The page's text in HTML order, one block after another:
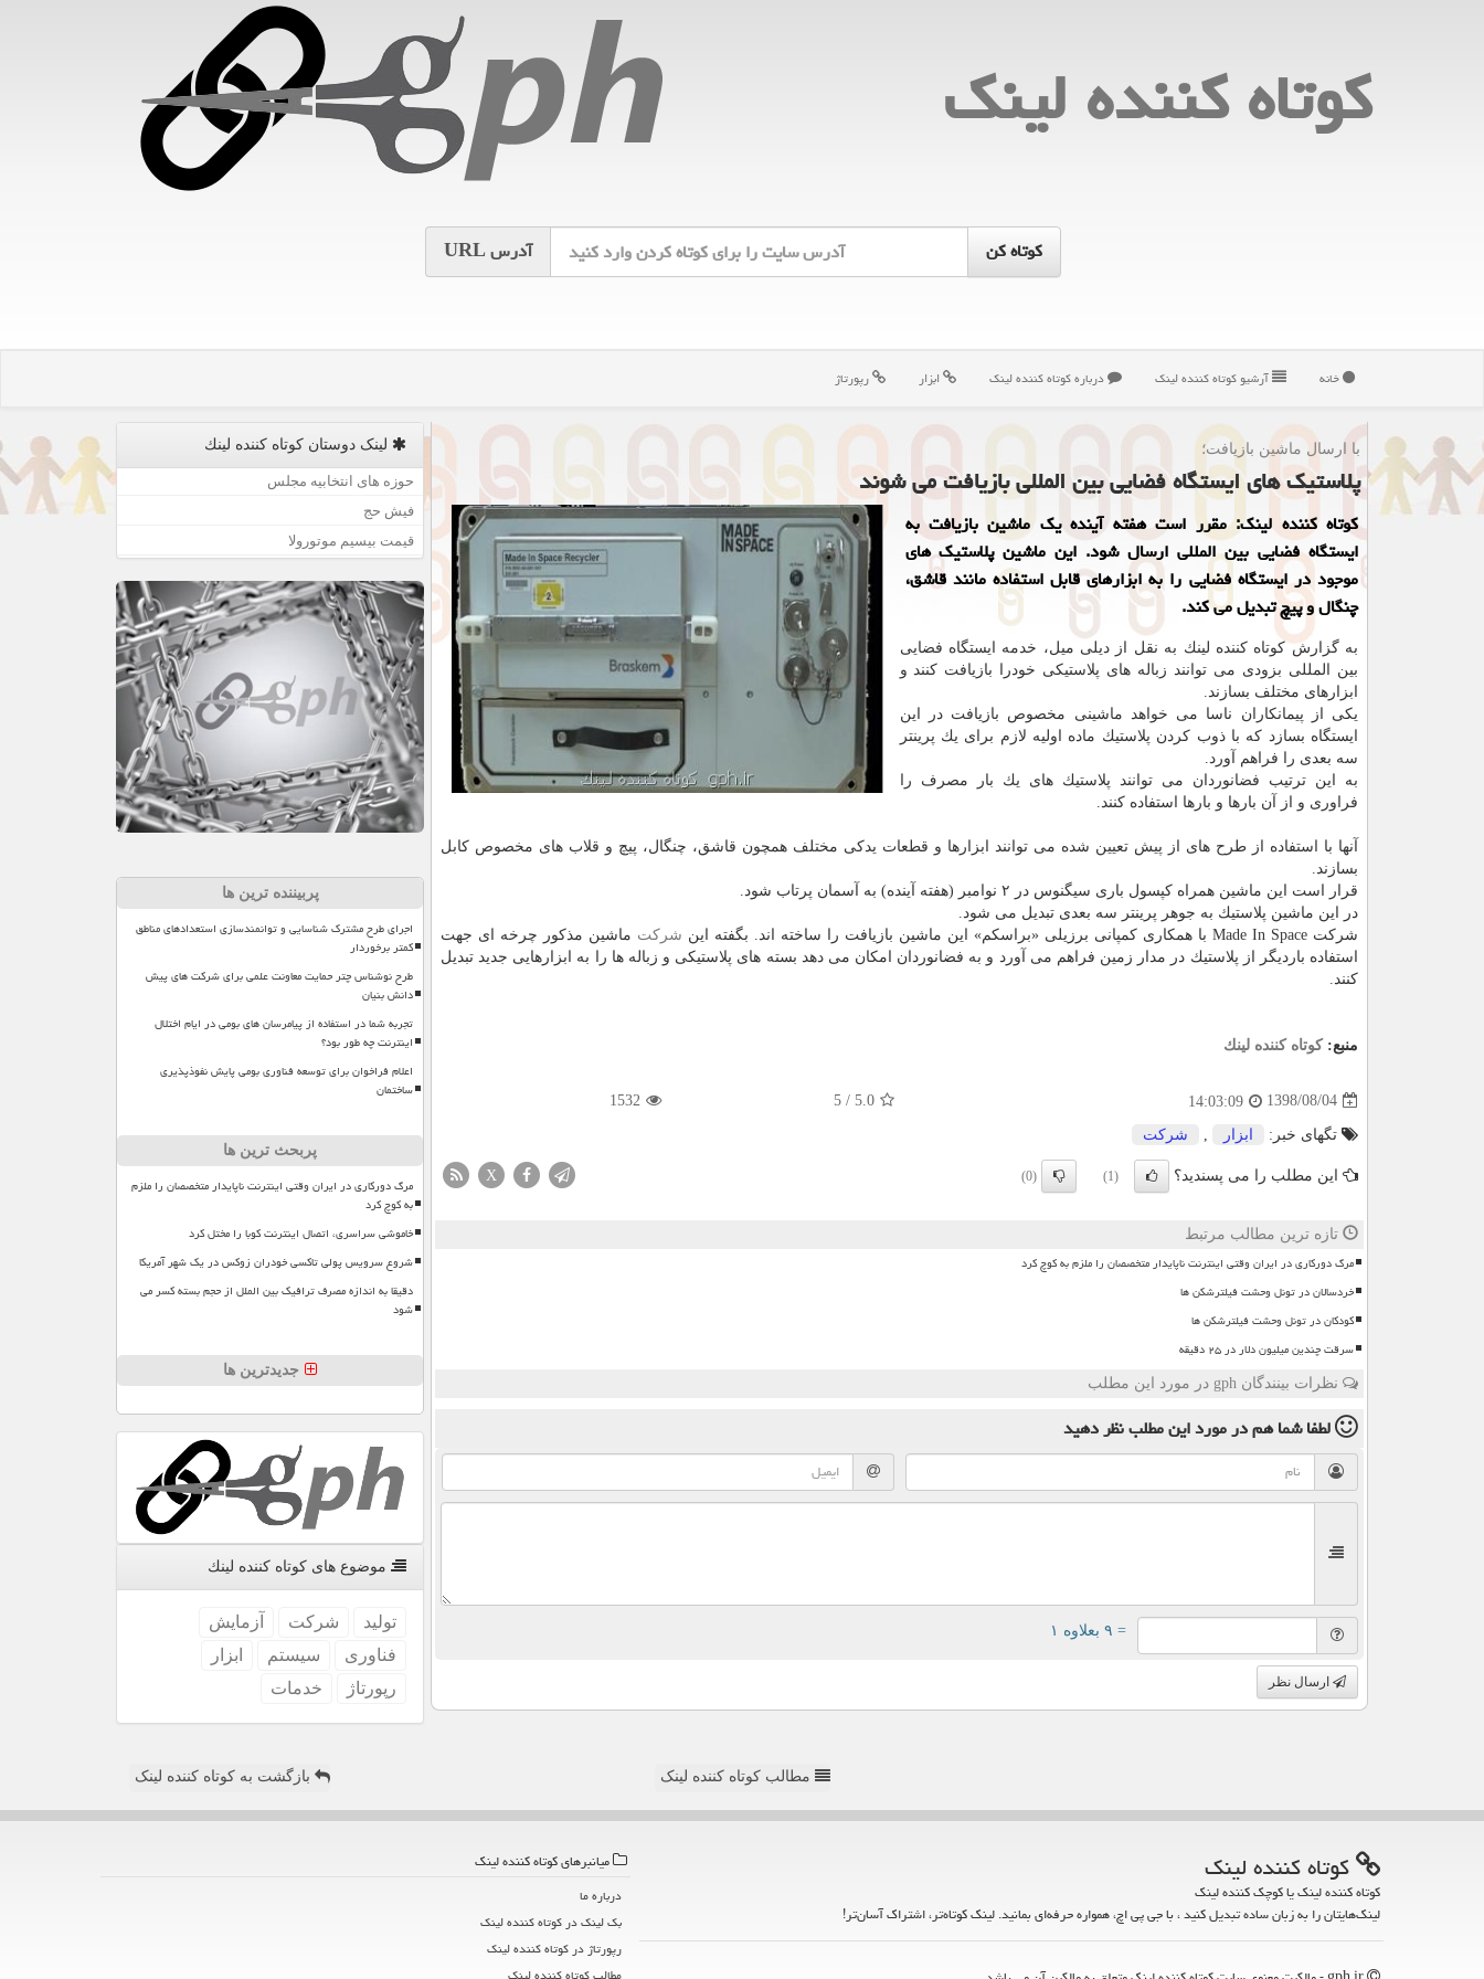
كوتاه كننده لینك
آدرسURL
خانه آرشیو كوتاه كننده لینك درباره كوتاه كننده لینك ابزار رپورتاژ
با ارسال ماشین بازیافت؛
پلاستیك های ایستگاه فضایی بین المللی بازیافت می شوند
كوتاه كننده لینك: مقرر است هفته آینده یك ماشین بازیافت به
ایستگاه فضایی بین المللی ارسال شود. این ماشین پلاستیك های
موجود در ایستگاه فضایی را به ابزارهای قابل استفاده مانند قاشق،
چنگال و پیچ تبدیل می كند.
به گزارش كوتاه كننده لینك به نقل از دیلی میل، خدمه ایستگاه فضایی
بین المللی بزودی می توانند زباله های پلاستیكی خودرا بازیافت كنند و
ابزارهای مختلف بسازند.
یكی از پیمانكاران ناسا می خواهد ماشینی مخصوص بازیافت در این
ایستگاه بسازد كه با ذوب كردن پلاستیك ماده اولیه لازم برای یك پرینتر
سه بعدی را فراهم آورد.
به این ترتیب فضانوردان می توانند پلاستیك های یك بار مصرف را
فراوری و از آن بارها و بارها استفاده كنند.
آنها با استفاده از طرح های از پیش تعیین شده می توانند ابزارها و قطعات یدكی مختلف همچون قاشق، چنگال، پیچ و قلاب های مخصوص كابل
بسازند.
قرار است این ماشین همراه كپسول باری سیگنوس در ۲ نوامبر (هفته آینده) به آسمان پرتاب شود.
در این ماشین پلاستیك به جوهر پرینتر سه بعدی تبدیل می شود.
شركت Made In Space با همكاری كمپانی برزیلی «براسكم» این ماشین بازیافت را ساخته اند. بگفته این
شركت ماشین مذكور چرخه ای جهت
استفاده باردیگر از پلاستیك در مدار زمین فراهم می آورد و به فضانوردان امكان می دهد بسته های پلاستیكی و زباله ها را به ابزارهایی جدید تبدیل
كنند.
منبع: كوتاه كننده لینك
1398/08/04
14:03:09
5.0
/
5
1532
تگهای خبر: ابزار شركت
این مطلب را می پسندید؟ (1)
(0)
X
تازه ترین مطالب مرتبط
مرگ دورکاری در ایران وقتی اینترنت ناپایدار متخصصان را ملزم به کوچ کرد
خردسالان در تونل وحشت فیلترشکن ها
کودکان در تونل وحشت فیلترشکن ها
سرقت چندین میلیون دلار در ۲۵ دقیقه
نظرات بینندگان gph در مورد این مطلب
لطفا شما همدر مورد این مطلبنظر دهید
= ۹ بعلاوه ۱
ارسال نظر
لینک دوستان كوتاه كننده لینك
حوزه های انتخابیه مجلس
فیش حج
قیمت بیسیم موتورولا
پربیننده ترین ها
اجرای طرح مشترک شناسایی و توانمندسازی استعدادهای مناطق
کمتر برخوردار
طرح نوشناس چتر حمایت معاونت علمی برای شرکت های پیش
دانش بنیان
تجربه شما در استفاده از پیامرسان های بومی در ایام اختلال
اینترنت چه طور بود؟
اعلام فراخوان برای توسعه فناوری بومی پایش نفوذپذیری
ساختمان
پربحث ترین ها
مرگ دورکاری در ایران وقتی اینترنت ناپایدار متخصصان را ملزم
به کوچ کرد
خاموشی سراسری، اتصال اینترنت کوبا را مختل کرد
شروع سرویس پولی تاکسی خودران زوکس در یک شهر آمریکا
دقیقا به اندازه مصرف ترافیک بین الملل از حجم بسته کسر می
شود
جدیدترین ها
موضوع های كوتاه كننده لینك
تولید شركت
آزمایش
فناوری
سیستم
ابزار
رپورتاژ
خدمات
مطالب کوتاه کننده لینک بازگشت به کوتاه کننده لینک
كوتاه كننده لینك
کوتاه کننده لینک یا کوچک کننده لینک
لینک‌هایتان را به زبان ساده تبدیل کنید ، با جی پی اچ، همواره حرفه‌ای بمانید. لینک کوتاه‌تر، اشتراک آسان‌تر!
میانبرهای كوتاه كننده لینك
درباره ما
بک لینک در كوتاه كننده لینك
رپورتاژ در كوتاه كننده لینك